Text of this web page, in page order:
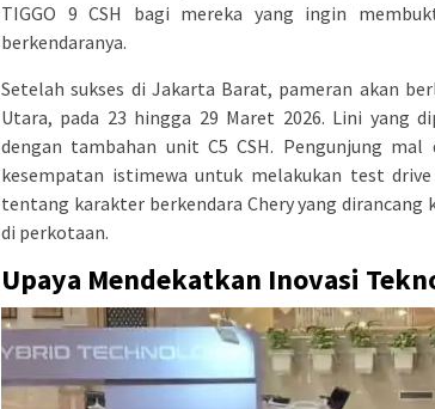
TIGGO 9 CSH bagi mereka yang ingin
berkendaranya.
Setelah sukses di Jakarta Barat, pameran akan
Utara, pada 23 hingga 29 Maret 2026. Lini yang
dengan tambahan unit C5 CSH. Pengunjung
kesempatan istimewa untuk melakukan test
tentang karakter berkendara Chery yang
di perkotaan.
Upaya Mendekatkan Inovasi